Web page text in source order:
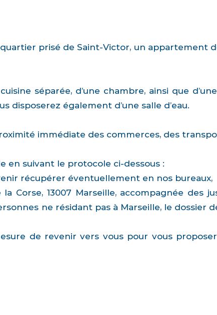
prisé de Saint-Victor, un appartement
séparée, d’une chambre, ainsi que
disposerez également d’une salle d’eau.
immédiate des commerces, des
en suivant le protocole ci-dessous :
récupérer éventuellement en nos bureaux,
Corse, 13007 Marseille, accompagnée des
ne résidant pas à Marseille, le dossier
de revenir vers vous pour vous